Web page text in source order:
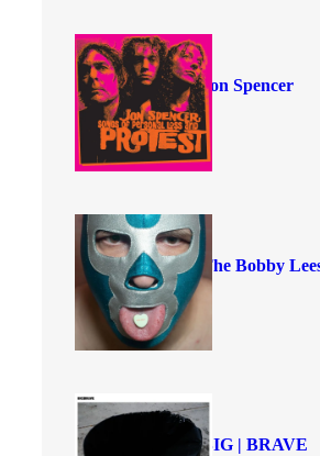
Jon Spencer
The Bobby
BIG | BRAVE